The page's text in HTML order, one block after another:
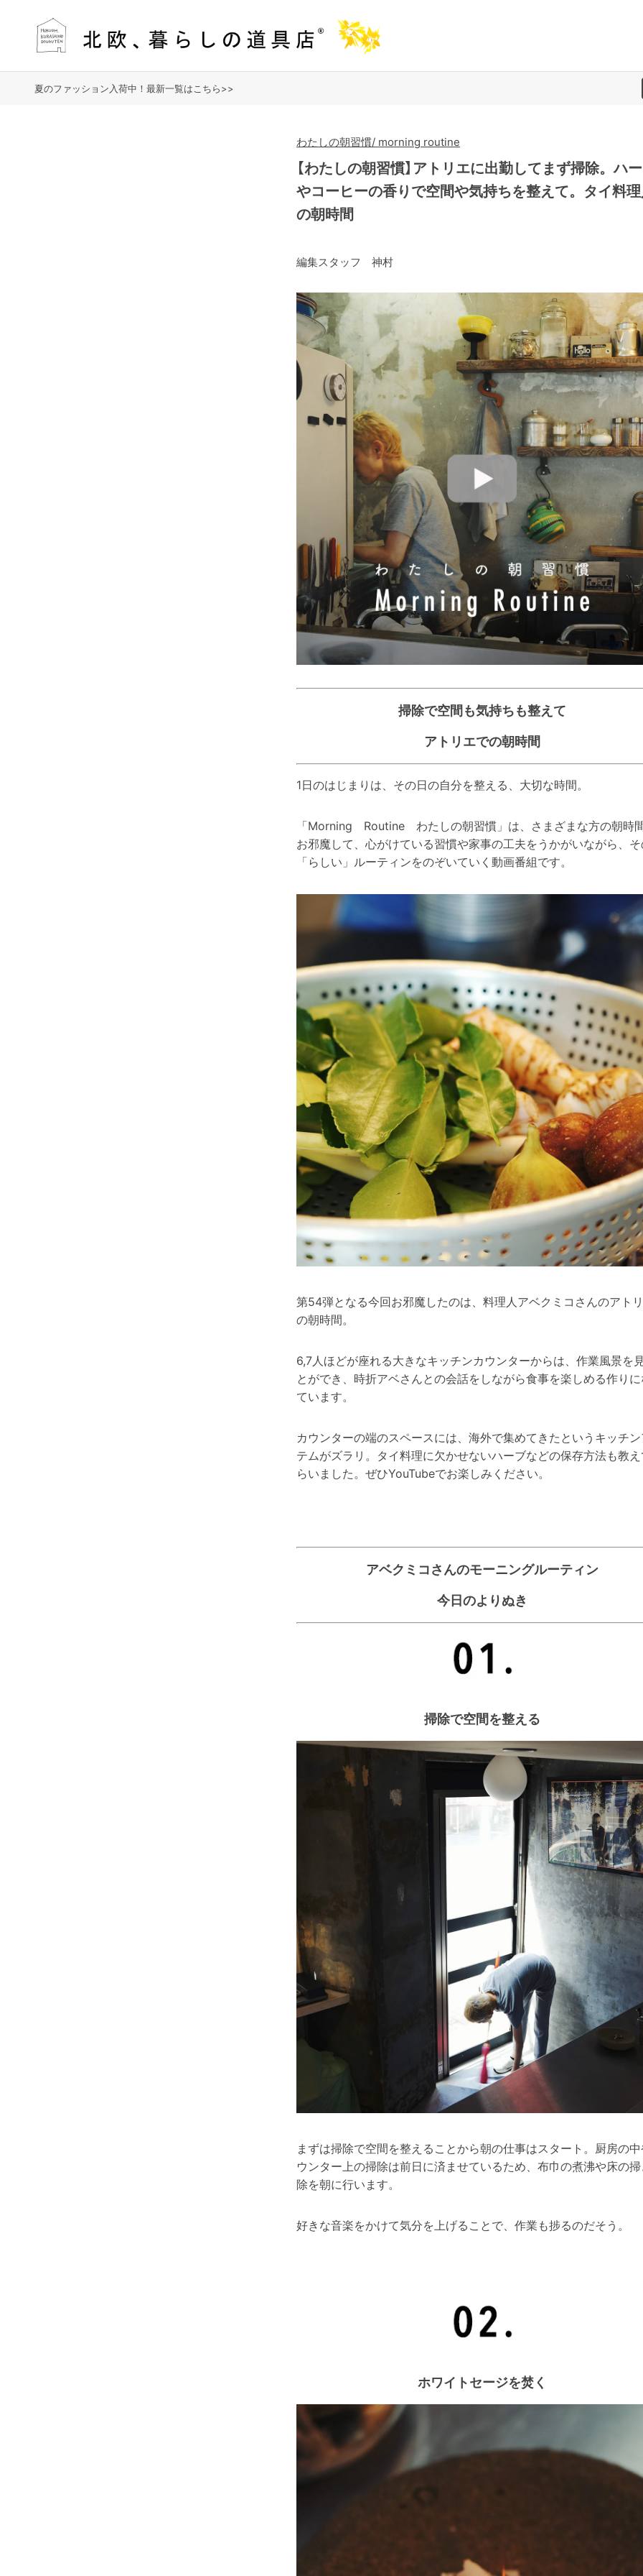
夏のファッション入荷中！最新一覧はこちら>>
わたしの朝習慣/ morning routine
【わたしの朝習慣】アトリエに出勤してまず掃除。ハ
やコーヒーの香りで空間や気持ちを整えて。タイ料
の朝時間
編集スタッフ 神村
掃除で空間も気持ちも整えて
アトリエでの朝時間
1日のはじまりは、その日の自分を整える、大切な時間。
「Morning Routine わたしの朝習慣」は、さまざまな方の朝時
お邪魔して、心がけている習慣や家事の工夫をうかがいながら、そ
「らしい」ルーティンをのぞいていく動画番組です。
第54弾となる今回お邪魔したのは、料理人アベクミコさんのアト
の朝時間。
6,7人ほどが座れる大きなキッチンカウンターからは、作業風景を
とができ、時折アベさんとの会話をしながら食事を楽しめる作りに
ています。
カウンターの端のスペースには、海外で集めてきたというキッチン
テムがズラリ。タイ料理に欠かせないハーブなどの保存方法も教え
らいました。ぜひYouTubeでお楽しみください。
アベクミコさんのモーニングルーティン
今日のよりぬき
掃除で空間を整える
まずは掃除で空間を整えることから朝の仕事はスタート。厨房の中
ウンター上の掃除は前日に済ませているため、布巾の煮沸や床の
除を朝に行います。
好きな音楽をかけて気分を上げることで、作業も捗るのだそう。
ホワイトセージを焚く